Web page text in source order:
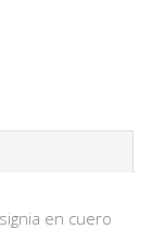
en cuero